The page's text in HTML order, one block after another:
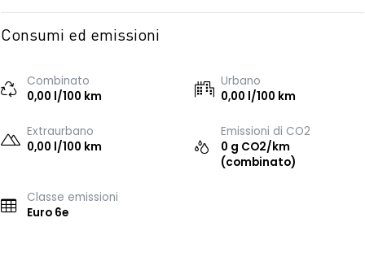
Consumi ed emissioni
Combinato
0,00 l/100 km
Urbano
0,00 l/100 km
Extraurbano
0,00 l/100 km
Emissioni di CO2
0 g CO2/km
(combinato)
Classe emissioni
Euro 6e